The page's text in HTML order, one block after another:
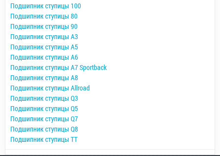
Подшипник ступицы 100
Подшипник ступицы 80
Подшипник ступицы 90
Подшипник ступицы A3
Подшипник ступицы A5
Подшипник ступицы A6
Подшипник ступицы A7 Sportback
Подшипник ступицы A8
Подшипник ступицы Allroad
Подшипник ступицы Q3
Подшипник ступицы Q5
Подшипник ступицы Q7
Подшипник ступицы Q8
Подшипник ступицы TT